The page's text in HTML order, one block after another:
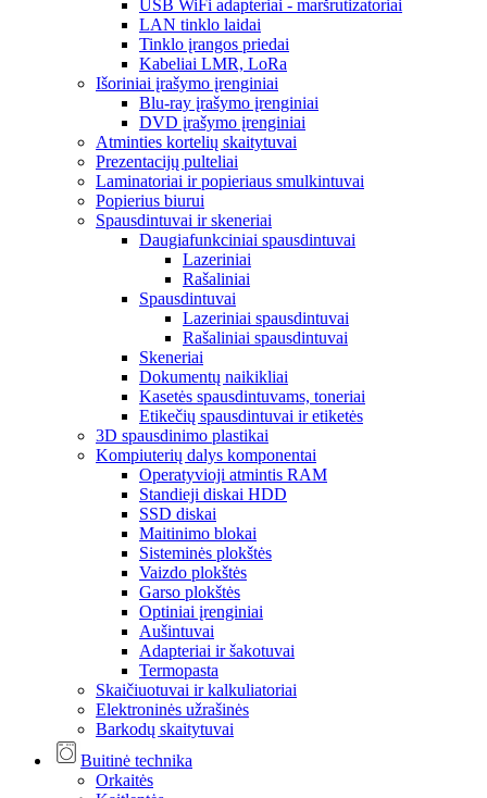
USB WiFi adapteriai - maršrutizatoriai
LAN tinklo laidai
Tinklo įrangos priedai
Kabeliai LMR, LoRa
Išoriniai įrašymo įrenginiai
Blu-ray įrašymo įrenginiai
DVD įrašymo įrenginiai
Atminties kortelių skaitytuvai
Prezentacijų pulteliai
Laminatoriai ir popieriaus smulkintuvai
Popierius biurui
Spausdintuvai ir skeneriai
Daugiafunkciniai spausdintuvai
Lazeriniai
Rašaliniai
Spausdintuvai
Lazeriniai spausdintuvai
Rašaliniai spausdintuvai
Skeneriai
Dokumentų naikikliai
Kasetės spausdintuvams, toneriai
Etikečių spausdintuvai ir etiketės
3D spausdinimo plastikai
Kompiuterių dalys komponentai
Operatyvioji atmintis RAM
Standieji diskai HDD
SSD diskai
Maitinimo blokai
Sisteminės plokštės
Vaizdo plokštės
Garso plokštės
Optiniai įrenginiai
Aušintuvai
Adapteriai ir šakotuvai
Termopasta
Skaičiuotuvai ir kalkuliatoriai
Elektroninės užrašinės
Barkodų skaitytuvai
Buitinė technika
Orkaitės